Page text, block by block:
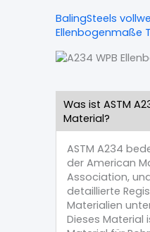
BalingSteels
Ellenbogenmaße
Was ist ASTM
Material?
ASTM A234
der American
Association,
detaillierte
Materialien
Dieses